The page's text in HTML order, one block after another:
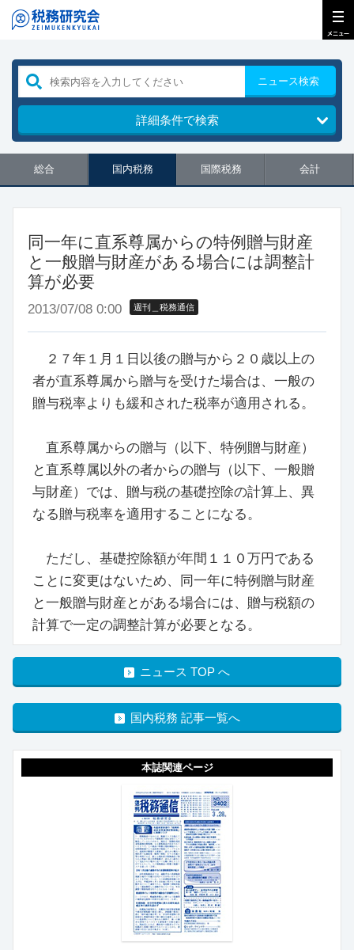
ニュース検索
詳細条件で検索
総合 国内税務 国際税務 会計
同一年に直系尊属からの特例贈与財産
と一般贈与財産がある場合には調整計
算が必要
2013/07/08 0:00 週刊＿税務通信
２７年１月１日以後の贈与から２０歳以上の
者が直系尊属から贈与を受けた場合は、一般の
贈与税率よりも緩和された税率が適用される。
直系尊属からの贈与（以下、特例贈与財産）
と直系尊属以外の者からの贈与（以下、一般贈
与財産）では、贈与税の基礎控除の計算上、異
なる贈与税率を適用することになる。
ただし、基礎控除額が年間１１０万円である
ことに変更はないため、同一年に特例贈与財産
と一般贈与財産とがある場合には、贈与税額の
計算で一定の調整計算が必要となる。
ニュース TOP へ
国内税務 記事一覧へ
本誌関連ページ